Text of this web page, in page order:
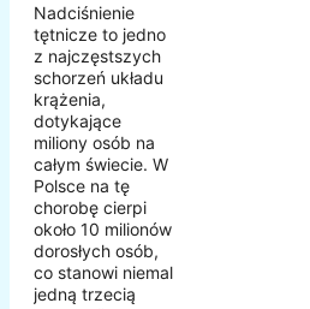
Nadciśnienie
tętnicze to jedno
z najczęstszych
schorzeń układu
krążenia,
dotykające
miliony osób na
całym świecie. W
Polsce na tę
chorobę cierpi
około 10 milionów
dorosłych osób,
co stanowi niemal
jedną trzecią